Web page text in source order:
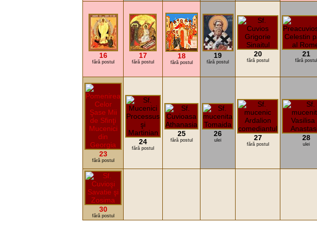
16
fără postul
17
fără postul
18
fără postul
19
fără postul
20
fără postul
21
fără postul
23
fără postul
24
fără postul
25
fără postul
26
ulei 27
fără postul
28
ulei
30
fără postul